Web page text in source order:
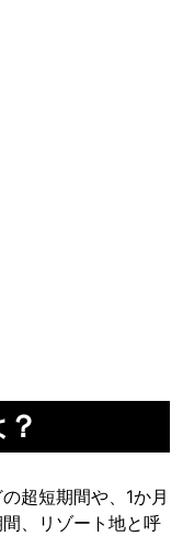
超短期間や、1か月
、リゾート地と呼